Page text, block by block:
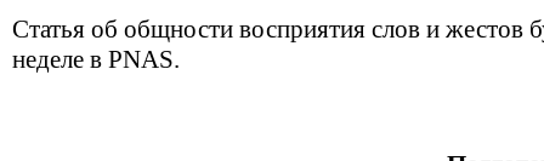
Статья об общности восприятия слов и жестов
неделе в PNAS.